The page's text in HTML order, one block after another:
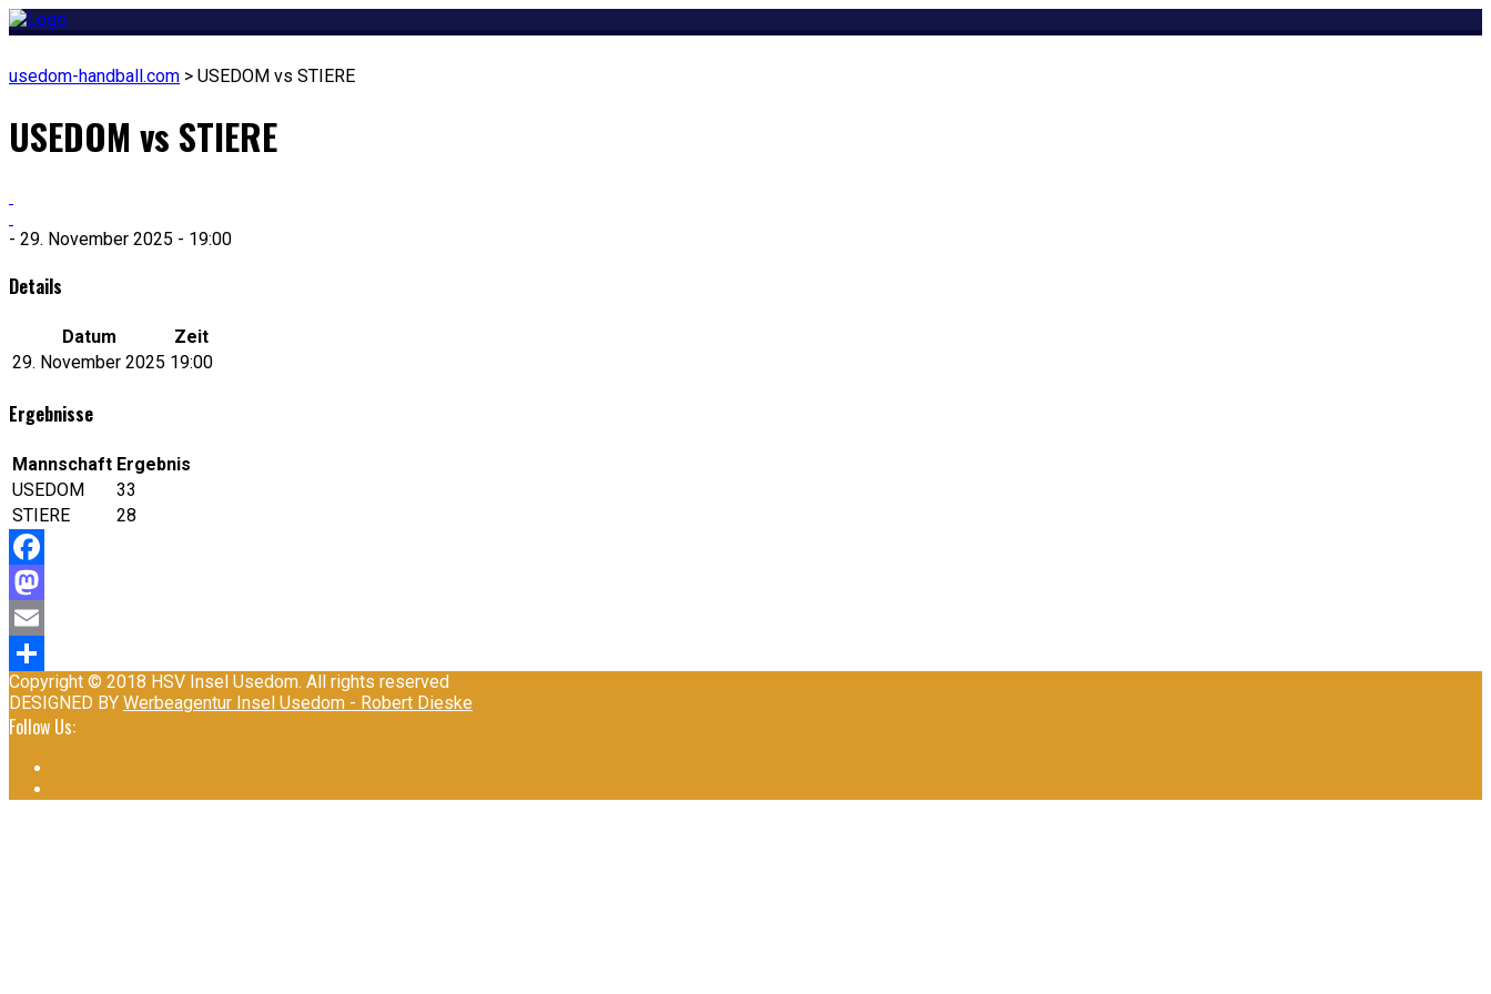
usedom-handball.com > USEDOM vs STIERE
USEDOM vs STIERE
- 29. November 2025 - 19:00
Details
Datum
Zeit
29. November 2025 19:00
Ergebnisse
Mannschaft Ergebnis
USEDOM
33
STIERE
28
Facebook
Mastodon
Email
Teilen
Copyright © 2018 HSV Insel Usedom. All rights reserved
DESIGNED BY Werbeagentur Insel Usedom - Robert Dieske
Follow Us: